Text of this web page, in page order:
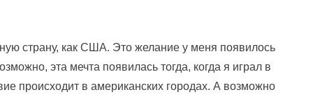
страну, как США. Это желание у меня появилось
эта мечта появилась тогда, когда я играл в
происходит в американских городах. А возможно